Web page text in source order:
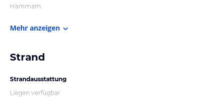
Hammam
Mehr anzeigen
Strand
Strandausstattung
Liegen verfügbar